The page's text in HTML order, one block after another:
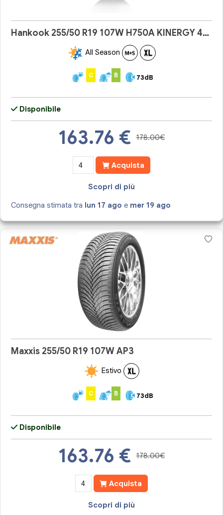
Hankook 255/50 R19 107W H750A KINERGY 4S 2
All Season
C B 73dB
Disponibile
163.76 € 178.00€
Acquista
Scopri di più
Consegna stimata tra lun 17 ago e mer 19 ago
Maxxis 255/50 R19 107W AP3
Estivo
C B 73dB
Disponibile
163.76 € 178.00€
Acquista
Scopri di più